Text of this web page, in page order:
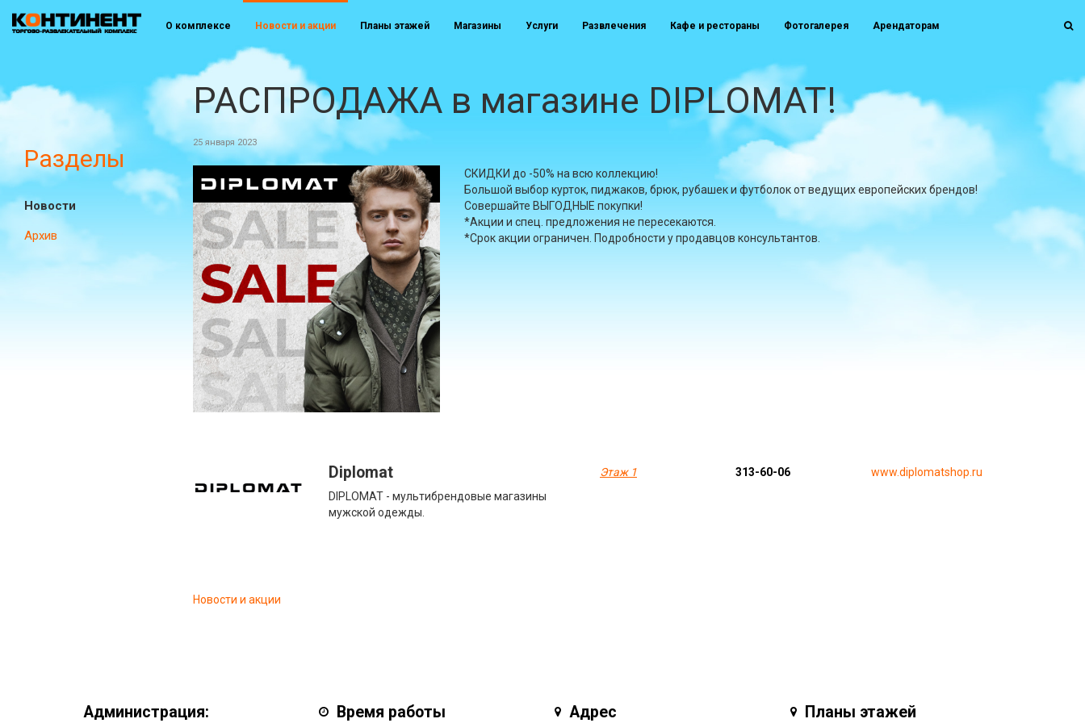
Разделы
Новости
Архив
О комплексе Новости и акции Планы этажей Магазины Услуги Развлечения Кафе и рестораны Фотогалерея Арендаторам
РАСПРОДАЖА в магазине DIPLOMAT!
25 января 2023
СКИДКИ до -50% на всю коллекцию!
Большой выбор курток, пиджаков, брюк, рубашек и футболок от ведущих европейских брендов!
Совершайте ВЫГОДНЫЕ покупки!
*Акции и спец. предложения не пересекаются.
*Срок акции ограничен. Подробности у продавцов консультантов.
Diplomat
DIPLOMAT - мультибрендовые магазины
мужской одежды.
Этаж 1 313-60-06 www.diplomatshop.ru
Новости и акции
Администрация: Время работы Адрес Планы этажей